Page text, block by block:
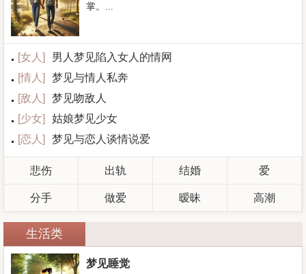
掌。...
[女人 ]
男人梦见陷入女人的情网
[情人 ]
梦见与情人私奔
[敌人 ]
梦见吻敌人
[少女]
姑娘梦见少女
[恋人 ] 梦见与恋人谈情说爱
悲伤 出轨 结婚 爱
分手 做爱 暧昧 高潮
生活类
梦见睡觉